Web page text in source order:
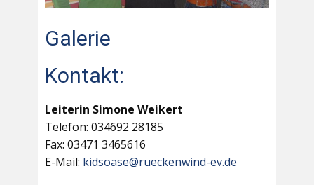
Galerie
Kontakt:
Leiterin Simone Weikert
Telefon: 034692 28185
Fax: 03471 3465616
E-Mail: kidsoase@rueckenwind-ev.de